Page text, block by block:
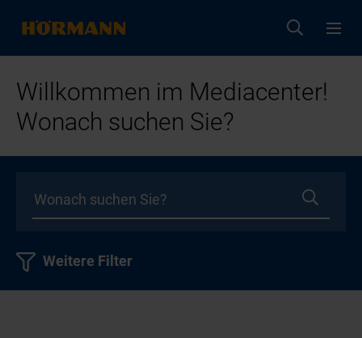
Willkommen im Mediacenter!
Wonach suchen Sie?
Weitere Filter